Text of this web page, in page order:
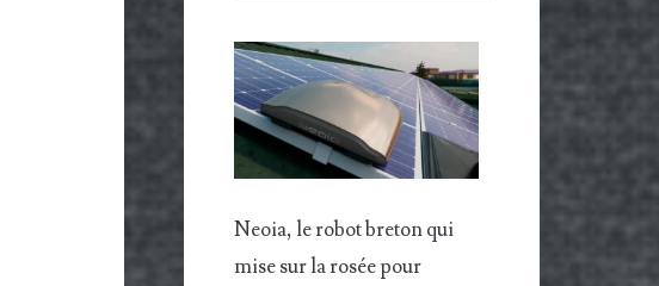
Neoia, le robot breton qui
mise sur la rosée pour